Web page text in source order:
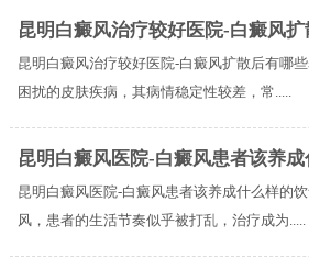
昆明白癜风治疗较好医院-白癜风
昆明白癜风治疗较好医院-白癜风扩散后有哪
困扰的皮肤疾病，其病情稳定性较差，常.....
昆明白癜风医院-白癜风患者该养
昆明白癜风医院-白癜风患者该养成什么样的
风，患者的生活节奏似乎被打乱，治疗成为.....